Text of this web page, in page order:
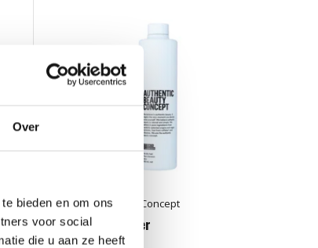
Over
bieden en om ons
voor social
die u aan ze heeft
Authentic Beauty Concept
Hydrate Cleanser